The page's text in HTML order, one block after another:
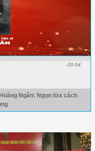
-20:04
Ngân: Ngọn lửa cách